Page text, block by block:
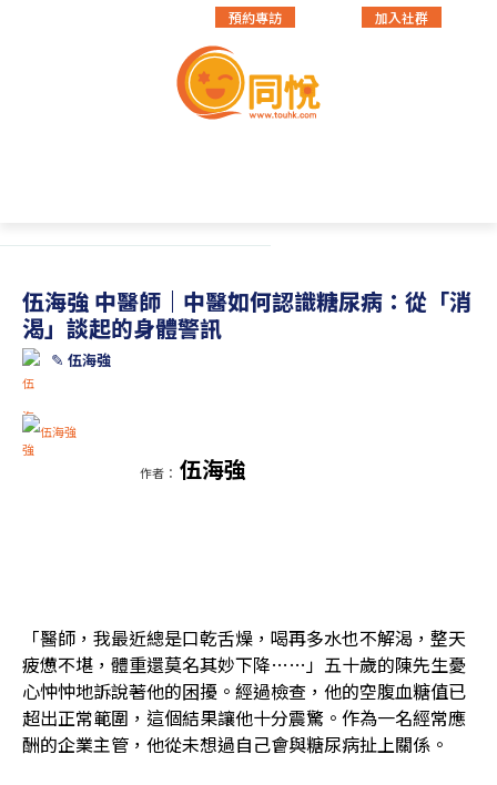
預約專訪 加入社群
伍海強 中醫師｜中醫如何認識糖尿病：從「消
渴」談起的身體警訊
✎ 伍海強
作者： 伍海強
「醫師，我最近總是口乾舌燥，喝再多水也不解渴，整天
疲憊不堪，體重還莫名其妙下降……」五十歲的陳先生憂
心忡忡地訴說著他的困擾。經過檢查，他的空腹血糖值已
超出正常範圍，這個結果讓他十分震驚。作為一名經常應
酬的企業主管，他從未想過自己會與糖尿病扯上關係。